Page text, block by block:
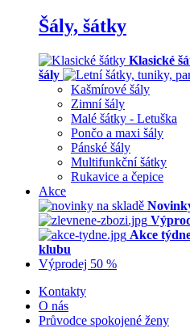
Šály, šátky
Klasické
šály
Kašmírové šály
Zimní šály
Malé šátky - Letuška
Pončo a maxi šály
Pánské šály
Multifunkční šátky
Rukavice a čepice
Akce
Akce
klubu
Výprodej 50 %
Kontakty
O nás
Průvodce spokojené ženy